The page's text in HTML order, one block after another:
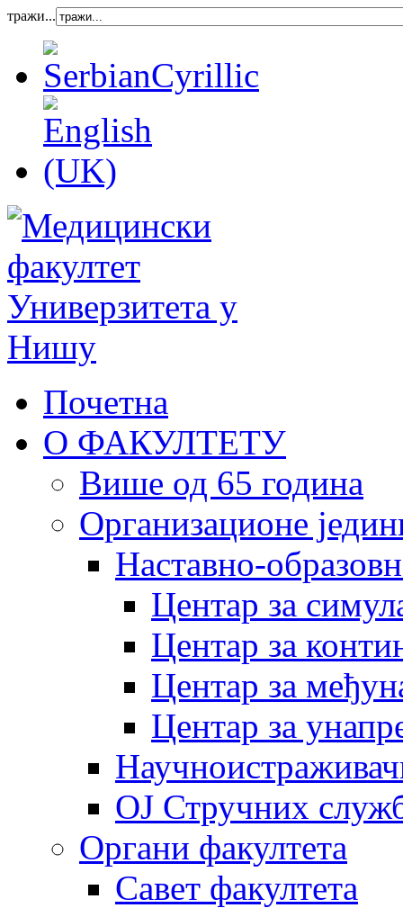
тражи...
Почетна
О ФАКУЛТЕТУ
Више од 65 година
Организационе
Наставно-
Центар за
Центар за
Центар за
Центар за
OJ Стручних
Органи факултета
Савет факултета